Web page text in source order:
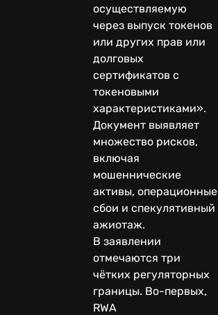
осуществляемую
через выпуск токенов
или других прав или
долговых
сертификатов с
токеновыми
характеристиками».
Документ выявляет
множество рисков,
включая
мошеннические
активы, операционные
сбои и спекулятивный
ажиотаж.
В заявлении
отмечаются три
чётких регуляторных
границы. Во-первых,
RWA